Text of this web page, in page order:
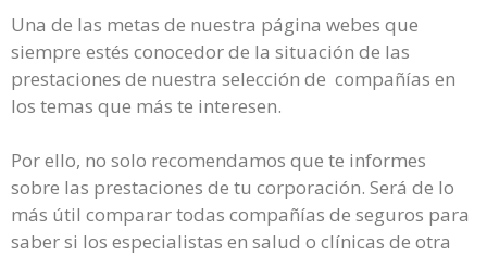
Una de las metas de nuestra página webes que
siempre estés conocedor de la situación de las
prestaciones de nuestra selección de compañías en
los temas que más te interesen.
Por ello, no solo recomendamos que te informes
sobre las prestaciones de tu corporación. Será de lo
más útil comparar todas compañías de seguros para
saber si los especialistas en salud o clínicas de otra